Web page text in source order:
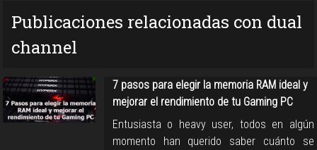
Publicaciones relacionadas con dual
channel
7 pasos para elegir la memoria RAM ideal y
mejorar el rendimiento de tu Gaming PC
Entusiasta o heavy user, todos en algún
momento han querido saber cuánto se